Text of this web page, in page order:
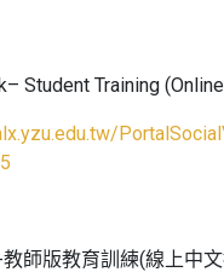
Student Training
師版教育訓練(線上中